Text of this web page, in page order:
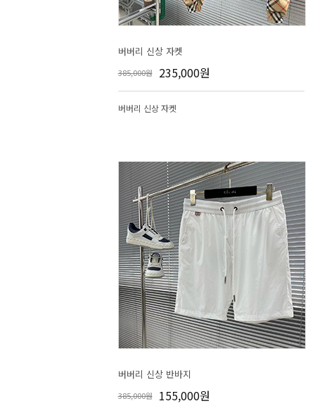
버버리 신상 자켓
385,000원 235,000원
버버리 신상 자켓
버버리 신상 반바지
385,000원 155,000원